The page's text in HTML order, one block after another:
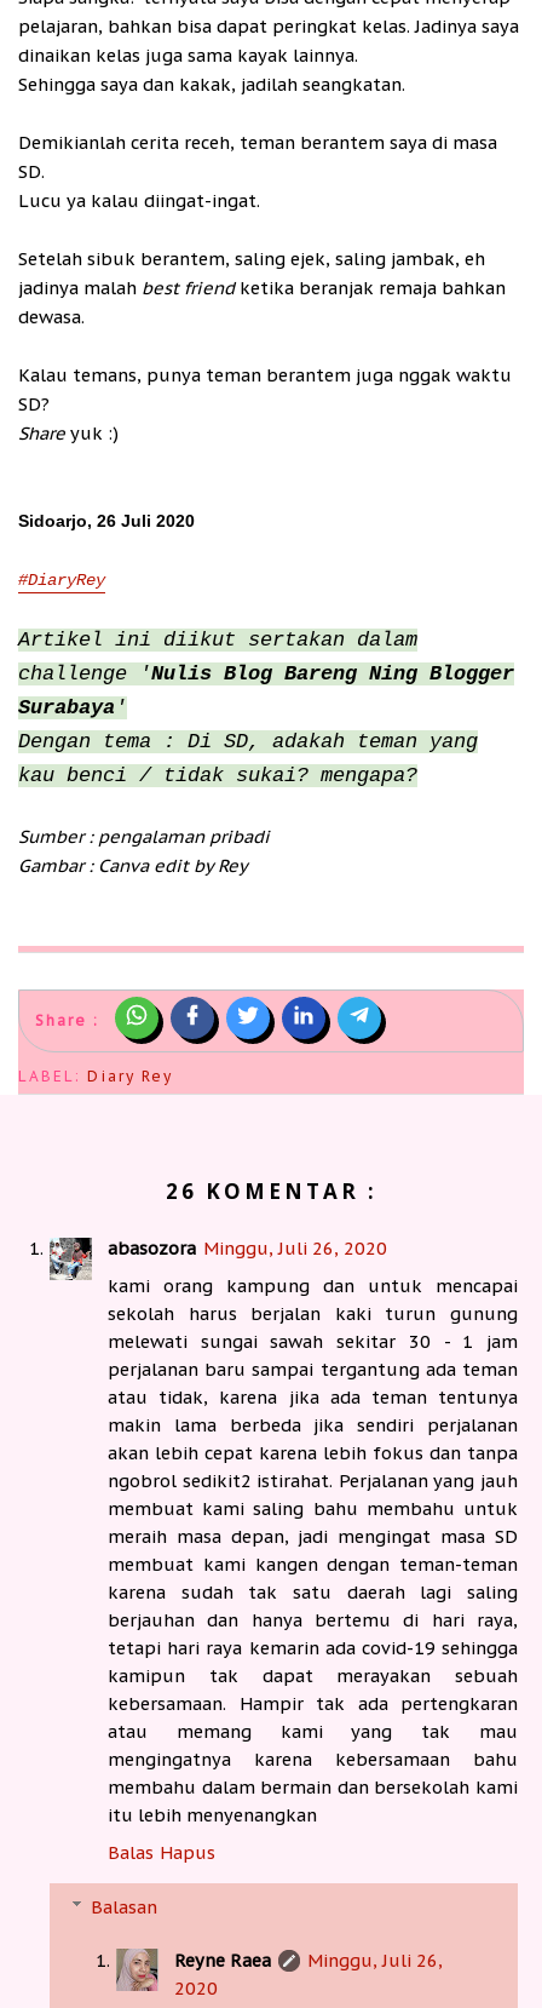
pelajaran, bahkan bisa dapat peringkat kelas. Jadinya saya
dinaikan kelas juga sama kayak lainnya.
Sehingga saya dan kakak, jadilah seangkatan.
Demikianlah cerita receh, teman berantem saya di masa
SD.
Lucu ya kalau diingat-ingat.
Setelah sibuk berantem, saling ejek, saling jambak, eh
jadinya malah best friendketika beranjak remaja bahkan
dewasa.
Kalau temans, punya teman berantem juga nggak waktu
SD?
Share yuk :)
Sidoarjo, 26 Juli 2020
#DiaryRey
Artikel ini diikut sertakan dalam
challenge 'Nulis Blog Bareng Ning Blogger
Surabaya '
Dengan tema : Di SD, adakah teman yang
kau benci / tidak sukai? mengapa?
Sumber : pengalaman pribadi
Gambar : Canva edit by Rey
Share :
LABEL: Diary Rey
26 KOMENTAR :
abasozora Minggu, Juli 26, 2020
kami orang kampung dan untuk mencapai
sekolah harus berjalan kaki turun gunung
melewati sungai sawah sekitar 30 - 1 jam
perjalanan baru sampai tergantung ada teman
atau tidak, karena jika ada teman tentunya
makin lama berbeda jika sendiri perjalanan
akan lebih cepat karena lebih fokus dan tanpa
ngobrol sedikit2 istirahat. Perjalanan yang jauh
membuat kami saling bahu membahu untuk
meraih masa depan, jadi mengingat masa SD
membuat kami kangen dengan teman-teman
karena sudah tak satu daerah lagi saling
berjauhan dan hanya bertemu di hari raya,
tetapi hari raya kemarin ada covid-19 sehingga
kamipun tak dapat merayakan sebuah
kebersamaan. Hampir tak ada pertengkaran
atau memang kami yang tak mau
mengingatnya karena kebersamaan bahu
membahu dalam bermain dan bersekolah kami
itu lebih menyenangkan
Balas Hapus
Balasan
Reyne Raea
Minggu, Juli 26,
2020